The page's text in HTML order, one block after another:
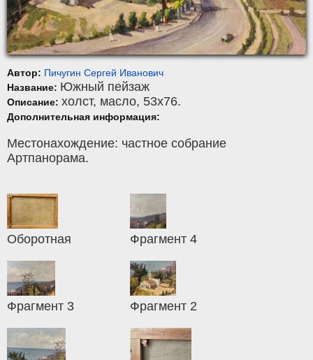
Автор: Пичугин Сергей Иванович
Название: Южный пейзаж
Описание: холст, масло, 53x76.
Дополнительная информация:
Местонахождение: частное собрание
Артпанорама.
Оборотная Фрагмент 4
Фрагмент 3 Фрагмент 2